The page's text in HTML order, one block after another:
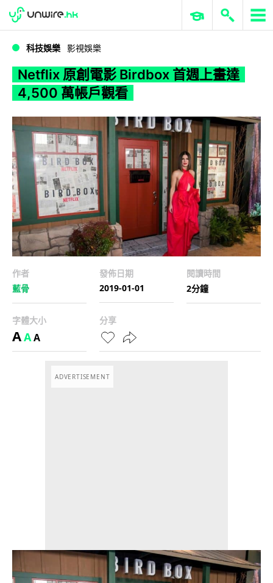
WWDC 2026 ERP 與商業 AI
科技娛樂 影視娛樂
Netflix 原創電影 Birdbox 首週上畫達
4,500 萬帳戶觀看
作者
藍骨
發佈日期
2019-01-01
閱讀時間
2分鐘
字體大小
AAA
分享
ADVERTISEMENT